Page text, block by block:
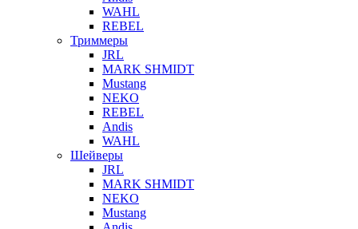
WAHL
REBEL
Триммеры
JRL
MARK SHMIDT
Mustang
NEKO
REBEL
Andis
WAHL
Шейверы
JRL
MARK SHMIDT
NEKO
Mustang